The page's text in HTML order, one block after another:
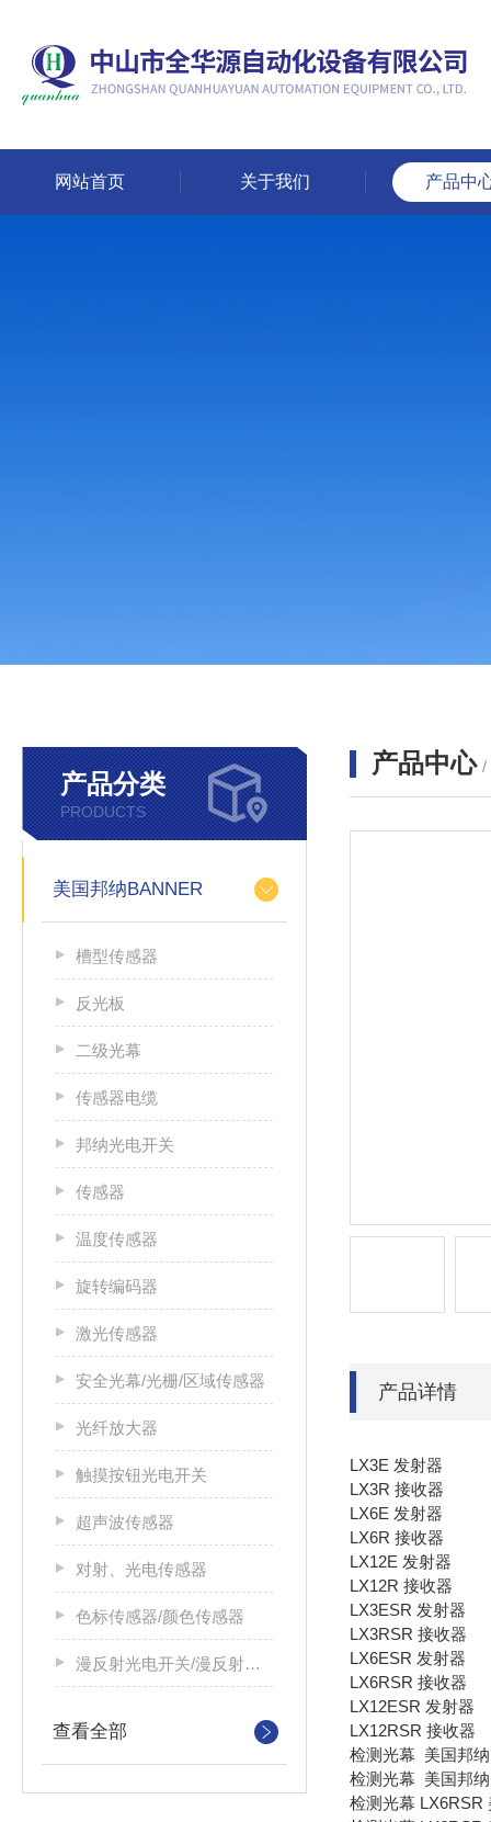
网站首页 关于我们 产品中
产品分类
PRODUCTS
美国邦纳BANNER
槽型传感器
反光板
二级光幕
传感器电缆
邦纳光电开关
传感器
温度传感器
旋转编码器
激光传感器
安全光幕/光栅/区域传感器
光纤放大器
触摸按钮光电开关
超声波传感器
对射、光电传感器
色标传感器/颜色传感器
漫反射光电开关/漫反射光电传感器
查看全部
产品中心 /
产品详情
LX3E 发射器
LX3R 接收器
LX6E 发射器
LX6R 接收器
LX12E 发射器
LX12R 接收器
LX3ESR 发射器
LX3RSR 接收器
LX6ESR 发射器
LX6RSR 接收器
LX12ESR 发射器
LX12RSR 接收器
检测光幕 美国邦纳
检测光幕 美国邦纳
检测光幕 LX6RSR